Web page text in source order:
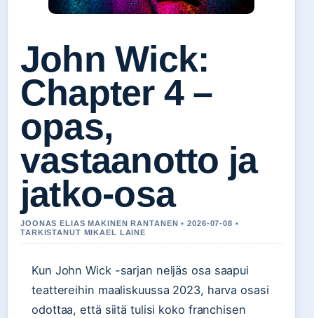
John Wick:
Chapter 4 –
opas,
vastaanotto ja
jatko-osa
JOONAS ELIAS MAKINEN RANTANEN • 2026-07-08 •
TARKISTANUT MIKAEL LAINE
Kun John Wick -sarjan neljäs osa saapui
teattereihin maaliskuussa 2023, harva osasi
odottaa, että siitä tulisi koko franchisen